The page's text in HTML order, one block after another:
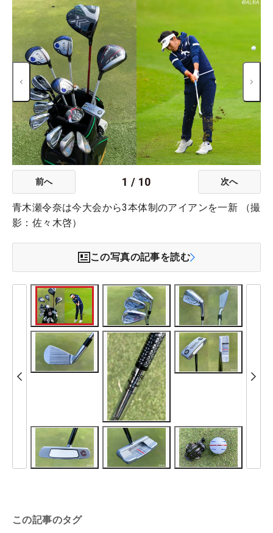
前へ 1 / 10 次へ
青木瀬令奈は今大会から3本体制のアイアンを一新 （撮
影：佐々木啓）
この写真の記事を読む
この記事のタグ